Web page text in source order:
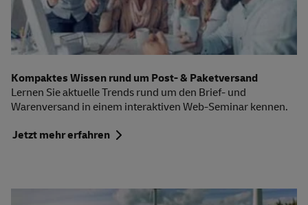
Kompaktes Wissen rund um Post- & Paketversand
Lernen Sie aktuelle Trends rund um den Brief- und
Warenversand in einem interaktiven Web-Seminar kennen.
Jetzt mehr erfahren